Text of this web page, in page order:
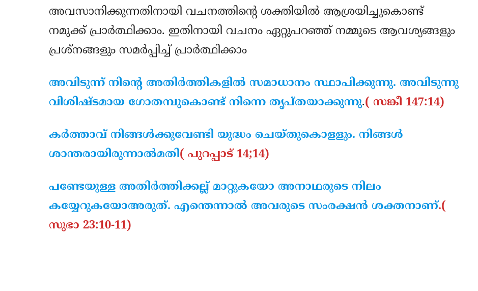
അവസാനിക്കുന്നതിനായി വചനത്തിന്റെ ശക്തിയില്‍ ആശ്രയിച്ചുകൊണ്ട്
നമുക്ക് പ്രാര്‍ത്ഥിക്കാം. ഇതിനായി വചനം ഏറ്റുപറഞ്ഞ് നമ്മുടെ ആവശ്യങ്ങളും
പ്രശ്‌നങ്ങളും സമര്‍പ്പിച്ച് പ്രാര്‍ത്ഥിക്കാം
അവിടുന്ന് നിന്റെ അതിര്‍ത്തികളില്‍ സമാധാനം സ്ഥാപിക്കുന്നു. അവിടുന്നു
വിശിഷ്ടമായ ഗോതമ്പുകൊണ്ട് നിന്നെ തൃപ്തയാക്കുന്നു.( സങ്കീ 147:14)
കര്‍ത്താവ് നിങ്ങള്‍ക്കുവേണ്ടി യുദ്ധം ചെയ്തുകൊളളും. നിങ്ങള്‍
ശാന്തരായിരുന്നാല്‍മതി( പുറപ്പാട് 14;14)
പണ്ടേയുള്ള അതിര്‍ത്തിക്കല്ല് മാറ്റുകയോ അനാഥരുടെ നിലം
കയ്യേറുകയോഅരുത്. എന്തെന്നാല്‍ അവരുടെ സംരക്ഷന്‍ ശക്തനാണ്.(
സുഭാ 23:10-11)